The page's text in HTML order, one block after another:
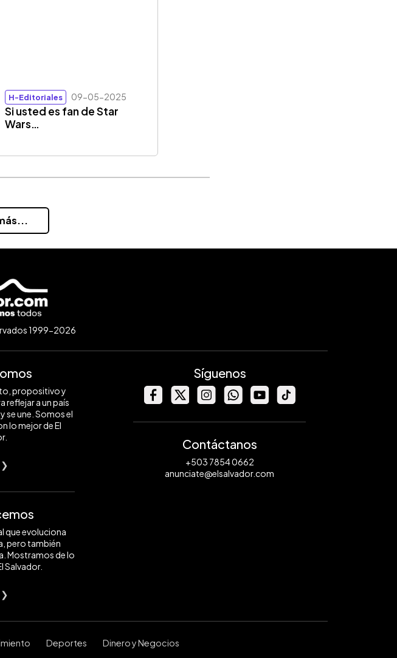
H-Editoriales 09-05-2025
Si usted es fan de Star
Wars…
1999-2026
propositivo y
reflejar a un país
se une. Somos el
lo mejor de El
❯
que evoluciona
pero también
Mostramos de lo
Salvador.
❯
Síguenos
Contáctanos
+503 7854 0662
anunciate@elsalvador.com
Deportes Dinero y Negocios